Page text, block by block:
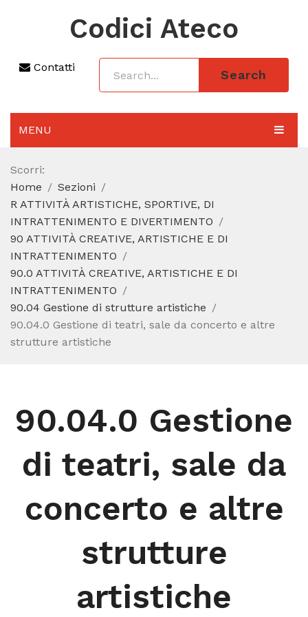
Codici Ateco
Contatti
Search
MENU
AGGIORNAMENTO 2025
SEZIONI
CODICE ATECO A COSA SERVE
REGIME FORFETTARIO
CODICE FISCALE
Scorri:
Home
Sezioni
R ATTIVITÀ ARTISTICHE, SPORTIVE, DI
INTRATTENIMENTO E DIVERTIMENTO
90 ATTIVITÀ CREATIVE, ARTISTICHE E DI
INTRATTENIMENTO
90.0 ATTIVITÀ CREATIVE, ARTISTICHE E DI
INTRATTENIMENTO
90.04 Gestione di strutture artistiche
90.04.0 Gestione di teatri, sale da concerto e altre
strutture artistiche
90.04.0 Gestione
di teatri, sale da
concerto e altre
strutture
artistiche